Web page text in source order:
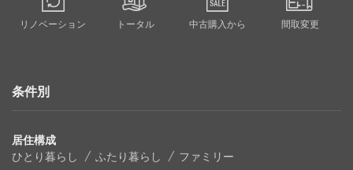
リノベーション トータル 中古購入から 間取変更
条件別
居住構成
ひとり暮らし
ふたり暮らし ファミリー